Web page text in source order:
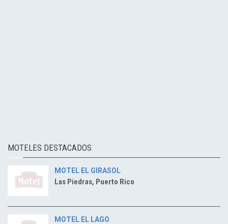
MOTELES DESTACADOS
MOTEL EL GIRASOL
Las Piedras, Puerto Rico
MOTEL EL LAGO